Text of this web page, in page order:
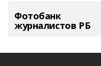
Фотобанк
журналистов РБ